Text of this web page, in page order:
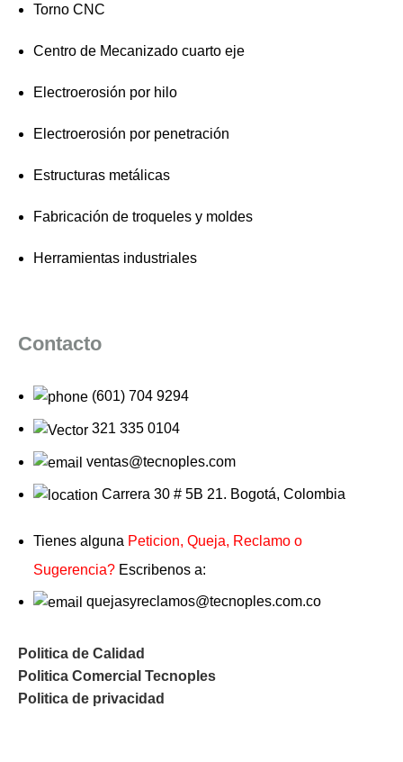
Torno CNC
Centro de Mecanizado cuarto eje
Electroerosión por hilo
Electroerosión por penetración
Estructuras metálicas
Fabricación de troqueles y moldes
Herramientas industriales
Contacto
(601) 704 9294
321 335 0104
ventas@tecnoples.com
Carrera 30 # 5B 21. Bogotá, Colombia
Tienes alguna Peticion, Queja, Reclamo o
Sugerencia? Escribenos a:
quejasyreclamos@tecnoples.com.co
Politica de Calidad
Politica Comercial Tecnoples
Politica de privacidad